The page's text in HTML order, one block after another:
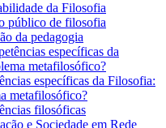
da Filosofia
público de filosofia
da pedagogia
específicas da
metafilosófico?
específicas da Filosofia:
metafilosófico?
filosóficas
e Sociedade em Rede